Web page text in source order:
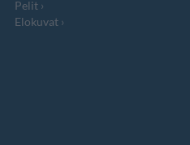
Pelit
Elokuvat